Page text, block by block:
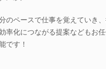
のペースで仕事を覚えていき
率化につながる提案などもお
です！